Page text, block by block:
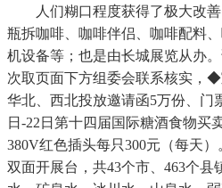
人们糊口程度获得了极大改善
瓶拆咖啡、咖啡伴侣、咖啡配料
机设备等；也是由长城展览从办
次取页面下方组委会联系核实，◆
华北、西北投放邀请函5万份、门
日-22日第十四届国际糖酒食物买
380V红色插头每只300元（每天
双面开展台，共43个市、463个县